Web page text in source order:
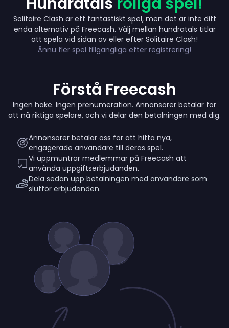
Solitaire Clash är ett fantastiskt spel, men det är inte ditt
enda alternativ på Freecash. Välj mellan hundratals titlar
att spela vid sidan av eller efter Solitaire Clash!
Up to $380
Ännu fler spel tillgängliga efter registrering!
Förstå Freecash
Ingen hake. Ingen prenumeration. Annonsörer betalar för
att nå riktiga spelare, och vi delar den betalningen med dig.
Annonsörer betalar oss för att hitta nya,
engagerade användare till deras spel.
Vi uppmuntrar medlemmar på Freecash att
använda uppgiftserbjudanden.
Dela sedan upp betalningen med användare som
slutför erbjudanden.